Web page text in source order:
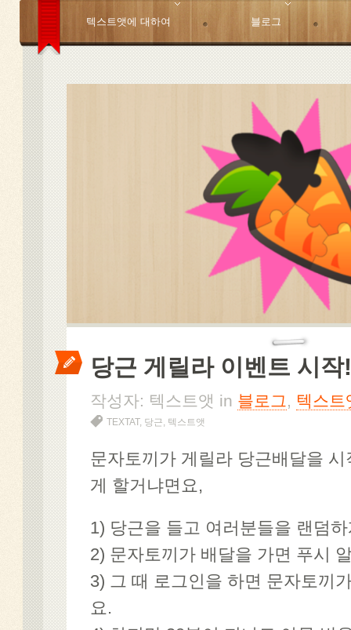
텍스트앳에 대하여 블로그
당근 게릴라 이벤트 시작!
작성자: 텍스트앳 in 블로그 , 텍스트
TEXTAT, 당근, 텍스트앳
문자토끼가 게릴라 당근배달을
게 할거냐면요,
1) 당근을 들고 여러분들을 랜덤
2) 문자토끼가 배달을 가면 푸시
3) 그 때 로그인을 하면 문자토끼
요.